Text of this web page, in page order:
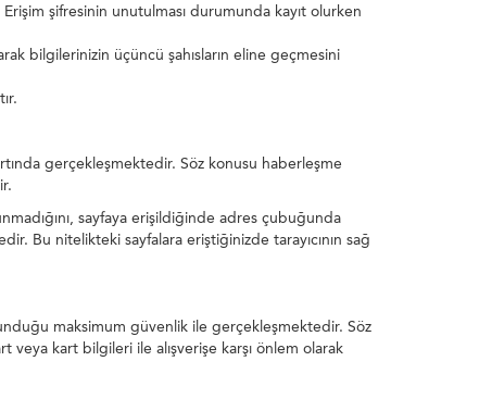
şifresinin unutulması durumunda kayıt olurken
bilgilerinizin üçüncü şahısların eline geçmesini
gerçekleşmektedir. Söz konusu haberleşme
sayfaya erişildiğinde adres çubuğunda
Bu nitelikteki sayfalara eriştiğinizde tarayıcının sağ
maksimum güvenlik ile gerçekleşmektedir. Söz
veya kart bilgileri ile alışverişe karşı önlem olarak